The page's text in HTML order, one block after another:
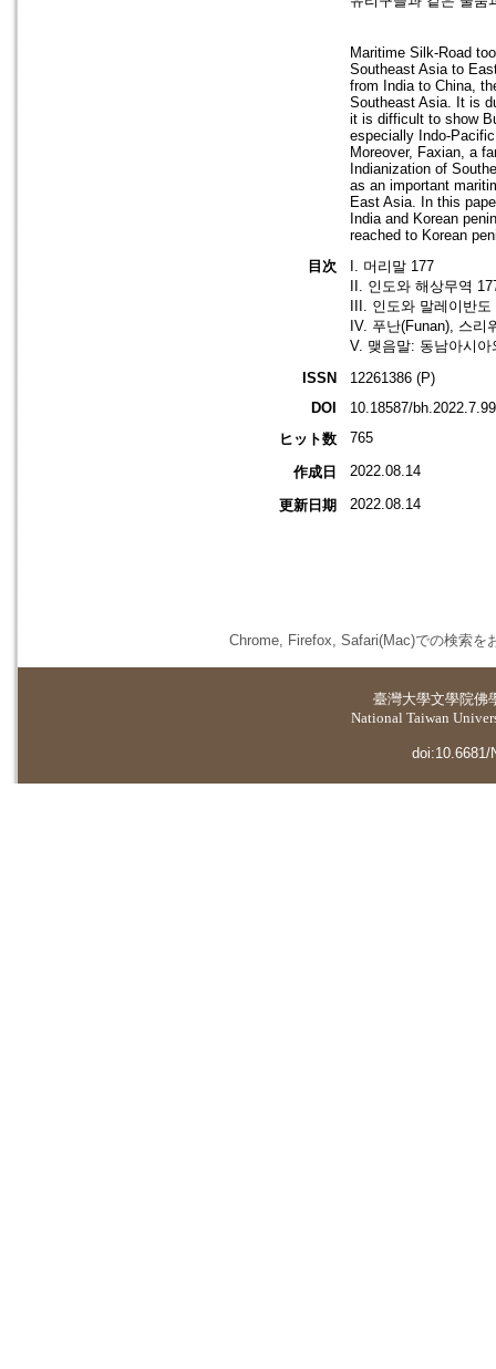
Maritime Silk-Road
Southeast Asia to
from India to China,
Southeast Asia. It is
it is difficult to show
especially Indo-
Moreover, Faxian, a
Indianization of
as an important
East Asia. In this
India and Korean
reached to Korean
目次
I. 머리말 177
II. 인도와 해상무역
III. 인도와 말레이반도
IV. 푸난(Funan), 스
V. 맺음말: 동남아시아
ISSN
12261386 (P)
DOI
10.18587/
ヒット数
765
作成日 2022.08.14
更新日期 2022.08.14
Chrome, Firefox, Safari(Mac)での検索を
臺灣大學文學院佛
National Taiwan
doi:10.6681/